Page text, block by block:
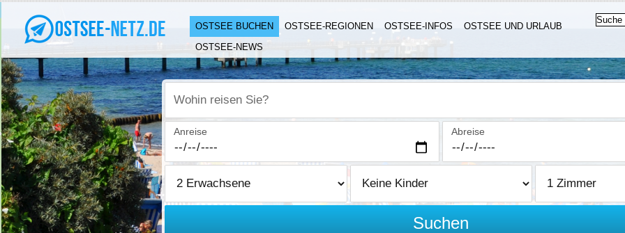
OSTSEE BUCHEN OSTSEE-REGIONEN OSTSEE-INFOS
OSTSEE UND URLAUB
OSTSEE-NEWS
Wohin reisen Sie?
Anreise Abreise
Suchen